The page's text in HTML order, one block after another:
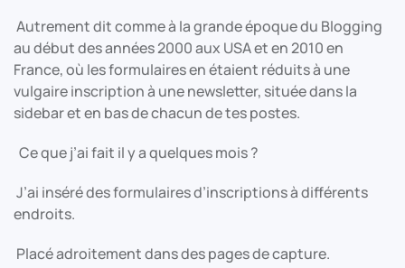
Autrement dit comme à la grande époque du Blogging
au début des années 2000 aux USA et en 2010 en
France, où les formulaires en étaient réduits à une
vulgaire inscription à une newsletter, située dans la
sidebar et en bas de chacun de tes postes.
Ce que j’ai fait il y a quelques mois ?
J’ai inséré des formulaires d’inscriptions à différents
endroits.
Placé adroitement dans des pages de capture.